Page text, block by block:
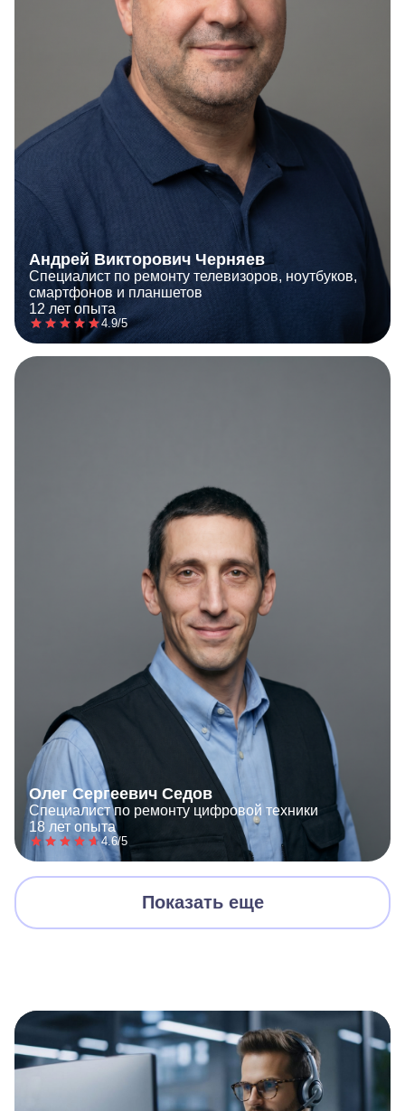
Андрей Викторович Черняев
Специалист по ремонту телевизоров, ноутбуков,
смартфонов и планшетов
12 лет опыта
4.9/5
Олег Сергеевич Седов
Специалист по ремонту цифровой техники
18 лет опыта
4.6/5
Показать еще